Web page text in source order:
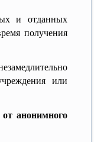
и отданных
получения
или
анонимного